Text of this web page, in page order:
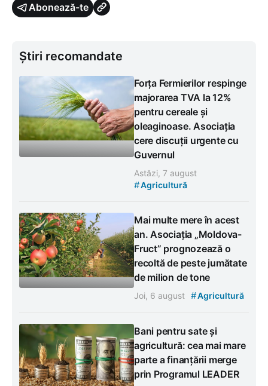
Abonează-te
Știri recomandate
Forța Fermierilor respinge
majorarea TVA la 12%
pentru cereale și
oleaginoase. Asociația
cere discuții urgente cu
Guvernul
Astăzi, 7 august
#Agricultură
Mai multe mere în acest
an. Asociația „Moldova-
Fruct” prognozează o
recoltă de peste jumătate
de milion de tone
Joi, 6 august #Agricultură
Bani pentru sate și
agricultură: cea mai mare
parte a finanțării merge
prin Programul LEADER